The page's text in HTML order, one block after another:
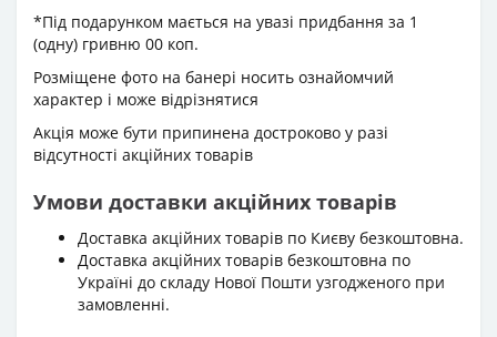
*Під подарунком мається на увазі придбання за 1
(одну) гривню 00 коп.
Розміщене фото на банері носить ознайомчий
характер і може відрізнятися
Акція може бути припинена достроково у разі
відсутності акційних товарів
Умови доставки акційних товарів
Доставка акційних товарів по Києву безкоштовна.
Доставка акційних товарів безкоштовна по
Україні до складу Нової Пошти узгодженого при
замовленні.